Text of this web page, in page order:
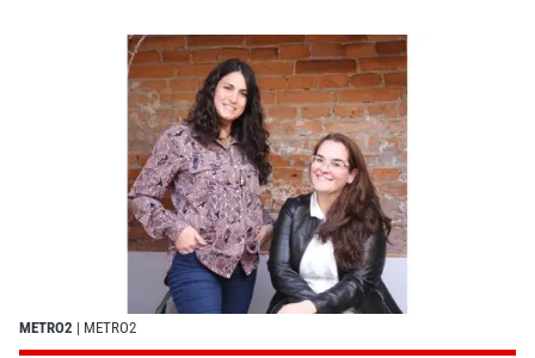
METRO2 | METRO2